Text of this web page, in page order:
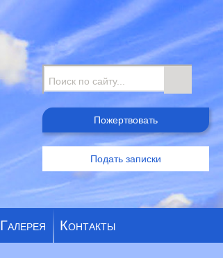
Пожертвовать
Подать записки
Галерея Контакты